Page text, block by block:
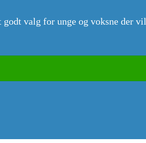
valg for unge og voksne der vil